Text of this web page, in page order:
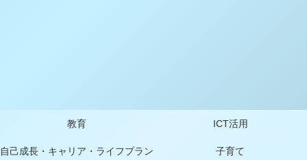
教育 ICT活用
自己成長・キャリア・ライフプラン 子育て